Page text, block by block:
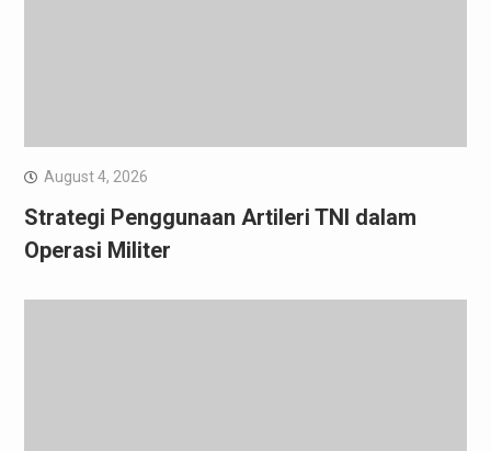
August 4, 2026
Strategi Penggunaan Artileri TNI dalam
Operasi Militer